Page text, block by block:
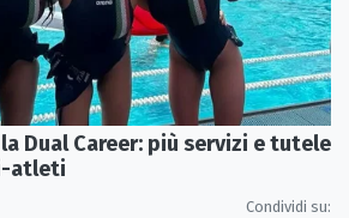
Dual Career: più servizi e tutele
atleti
Condividi su: